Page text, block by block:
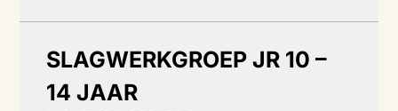
SLAGWERKGROEP JR 10 –
14 JAAR